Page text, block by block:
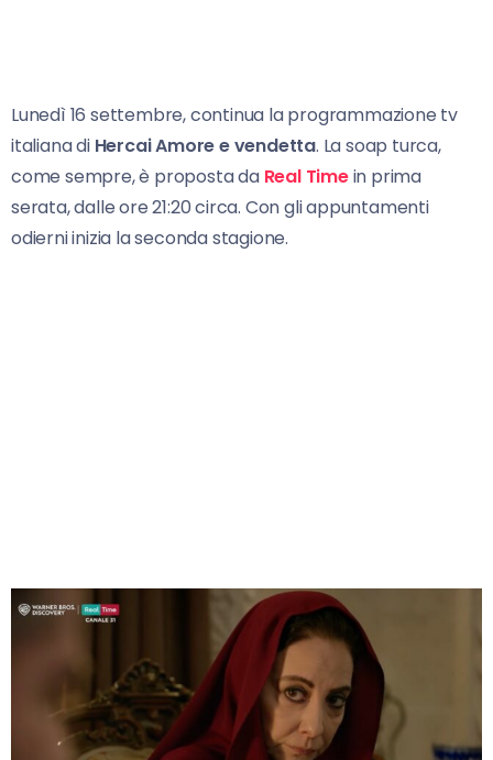
Lunedì 16 settembre, continua la programmazione tv
italiana di Hercai Amore e vendetta. La soap turca,
come sempre, è proposta da Real Timein prima
serata, dalle ore 21:20 circa. Con gli appuntamenti
odierni inizia la seconda stagione.